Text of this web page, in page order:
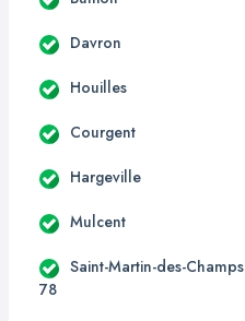
Davron
Houilles
Courgent
Hargeville
Mulcent
Saint-Martin-des-Champs
78